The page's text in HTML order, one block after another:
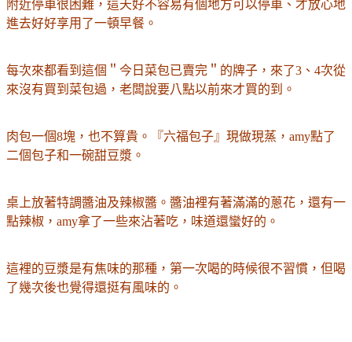
附近停車很困難，這天好不容易有個地方可以停車、才放心地
進去好好享用了一頓早餐。
每次來都看到這個＂今日菜包已賣完＂的牌子，來了3、4次從
來沒有買到菜包過，老闆說要八點以前來才買的到。
肉包一個8塊，也不算貴。『六福包子』現做現蒸，amy點了
二個包子和一碗甜豆漿。
桌上放著特調醬油及辣椒醬。醬油裡有著滿滿的蔥花，還有一
點辣椒，amy拿了一些來沾著吃，味道還蠻好的。
這裡的豆漿是有焦味的那種，第一次喝的時候很不習慣，但喝
了幾次後也覺得還挺有風味的。